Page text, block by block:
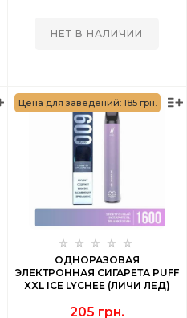
НЕТ В НАЛИЧИИ
Цена для заведений: 185 грн.
ОДНОРАЗОВАЯ
ЭЛЕКТРОННАЯ СИГАРЕТА PUFF
XXL ICE LYCHEE (ЛИЧИ ЛЕД)
205 грн.